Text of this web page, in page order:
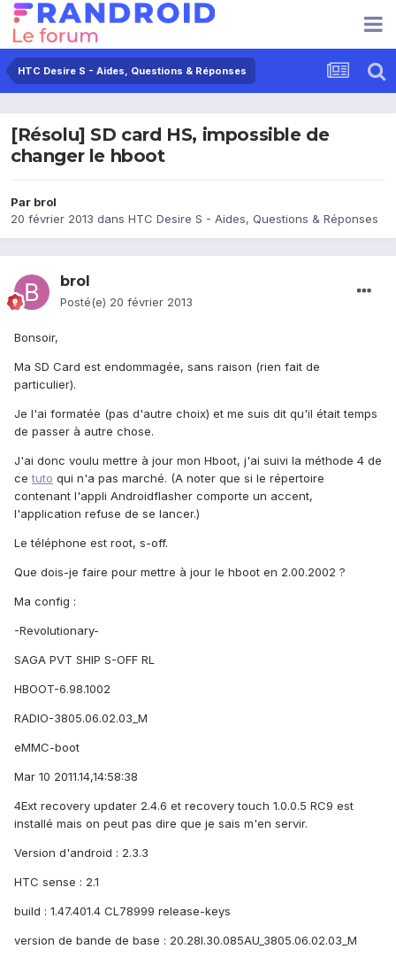
HTC Desire S - Aides, Questions & Réponses
[Résolu] SD card HS, impossible de
changer le hboot
Par brol
20 février 2013 dans HTC Desire S - Aides, Questions & Réponses
brol
Posté(e) 20 février 2013
Bonsoir,
Ma SD Card est endommagée, sans raison (rien fait de
particulier).
Je l'ai formatée (pas d'autre choix) et me suis dit qu'il était temps
de passer à autre chose.
J'ai donc voulu mettre à jour mon Hboot, j'ai suivi la méthode 4 de
cetuto qui n'a pas marché. (A noter que si le répertoire
contenant l'appli Androidflasher comporte un accent,
l'application refuse de se lancer.)
Le téléphone est root, s-off.
Que dois-je faire pour mettre à jour le hboot en 2.00.2002 ?
Ma config :
-Revolutionary-
SAGA PVT SHIP S-OFF RL
HBOOT-6.98.1002
RADIO-3805.06.02.03_M
eMMC-boot
Mar 10 2011.14,14:58:38
4Ext recovery updater 2.4.6 et recovery touch 1.0.0.5 RC9 est
installé mais on peut pas dire que je sais m'en servir.
Version d'android : 2.3.3
HTC sense : 2.1
build : 1.47.401.4 CL78999 release-keys
version de bande de base : 20.28I.30.085AU_3805.06.02.03_M